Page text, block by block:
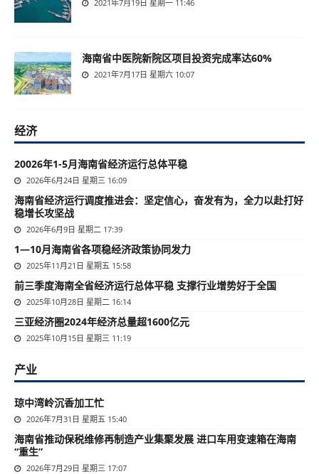
2021年7月19日 星期一 11:46
海南省中医院新院区项目投资完成率达60%
2021年7月17日 星期六 10:07
经济
20026年1-5月海南省经济运行总体平稳
2026年6月24日 星期三 16:09
海南省经济运行调度推进会：坚定信心，奋发有为，全力以赴打好
稳增长攻坚战
2026年6月9日 星期二 17:39
1—10月海南省各项稳经济政策协同发力
2025年11月21日 星期五 15:58
前三季度海南全省经济运行总体平稳 支撑行业增势好于全国
2025年10月28日 星期二 16:14
三亚经济圈2024年经济总量超1600亿元
2025年10月15日 星期三 11:19
产业
琼中湾岭沉香加工忙
2026年7月31日 星期五 15:40
海南省推动保税维修再制造产业集聚发展 进口车用变速箱在海南
“重生”
2026年7月29日 星期三 17:07